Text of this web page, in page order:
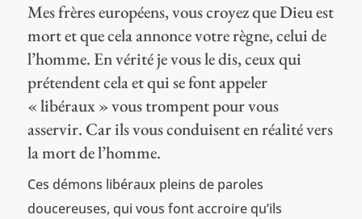
Mes frères européens, vous croyez que Dieu est
mort et que cela annonce votre règne, celui de
l’homme. En vérité je vous le dis, ceux qui
prétendent cela et qui se font appeler
« libéraux » vous trompent pour vous
asservir. Car ils vous conduisent en réalité vers
la mort de l’homme.
Ces démons libéraux pleins de paroles
doucereuses, qui vous font accroire qu’ils